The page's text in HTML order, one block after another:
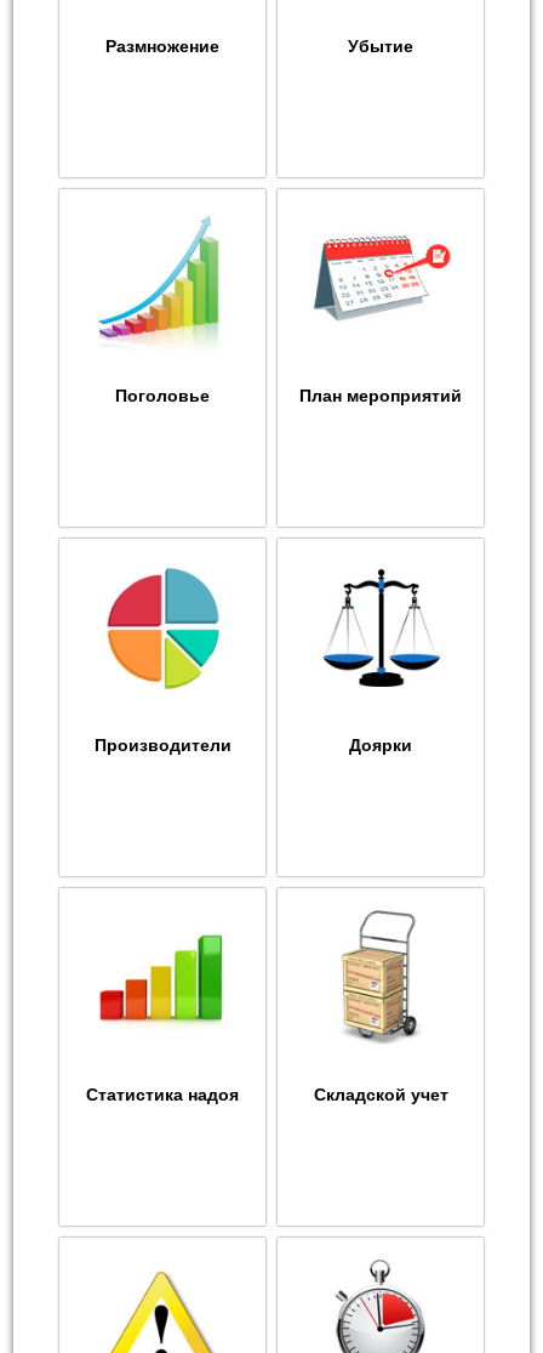
Размножение Убытие
Поголовье План мероприятий
Производители Доярки
Статистика надоя Складской учет